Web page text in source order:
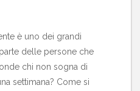
è uno dei grandi
delle persone che
chi non sogna di
settimana? Come si